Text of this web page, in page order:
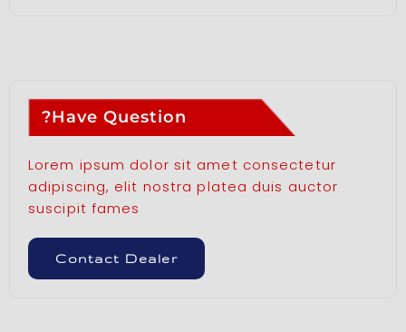
Have Question?
Lorem ipsum dolor sit amet consectetur
adipiscing, elit nostra platea duis auctor
suscipit fames
Contact Dealer